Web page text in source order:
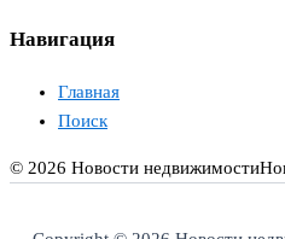
Навигация
Главная
Поиск
© 2026 Новости недвижимости